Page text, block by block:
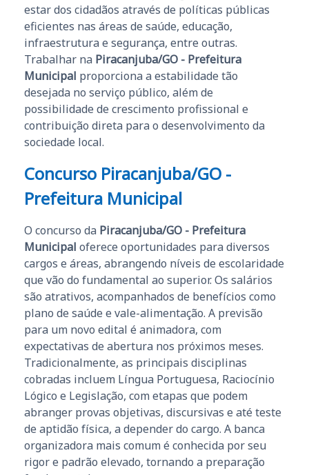
estar dos cidadãos através de políticas públicas
eficientes nas áreas de saúde, educação,
infraestrutura e segurança, entre outras.
Trabalhar na Piracanjuba/GO - Prefeitura
Municipal proporciona a estabilidade tão
desejada no serviço público, além de
possibilidade de crescimento profissional e
contribuição direta para o desenvolvimento da
sociedade local.
Concurso Piracanjuba/GO -
Prefeitura Municipal
O concurso da Piracanjuba/GO - Prefeitura
Municipal oferece oportunidades para diversos
cargos e áreas, abrangendo níveis de escolaridade
que vão do fundamental ao superior. Os salários
são atrativos, acompanhados de benefícios como
plano de saúde e vale-alimentação. A previsão
para um novo edital é animadora, com
expectativas de abertura nos próximos meses.
Tradicionalmente, as principais disciplinas
cobradas incluem Língua Portuguesa, Raciocínio
Lógico e Legislação, com etapas que podem
abranger provas objetivas, discursivas e até teste
de aptidão física, a depender do cargo. A banca
organizadora mais comum é conhecida por seu
rigor e padrão elevado, tornando a preparação